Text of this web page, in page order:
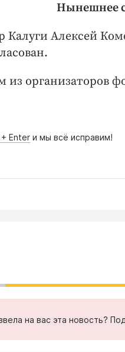
Нынешнее
Калуги Алексей
организаторов
Enter и мы всё исправим!
на вас эта новость?